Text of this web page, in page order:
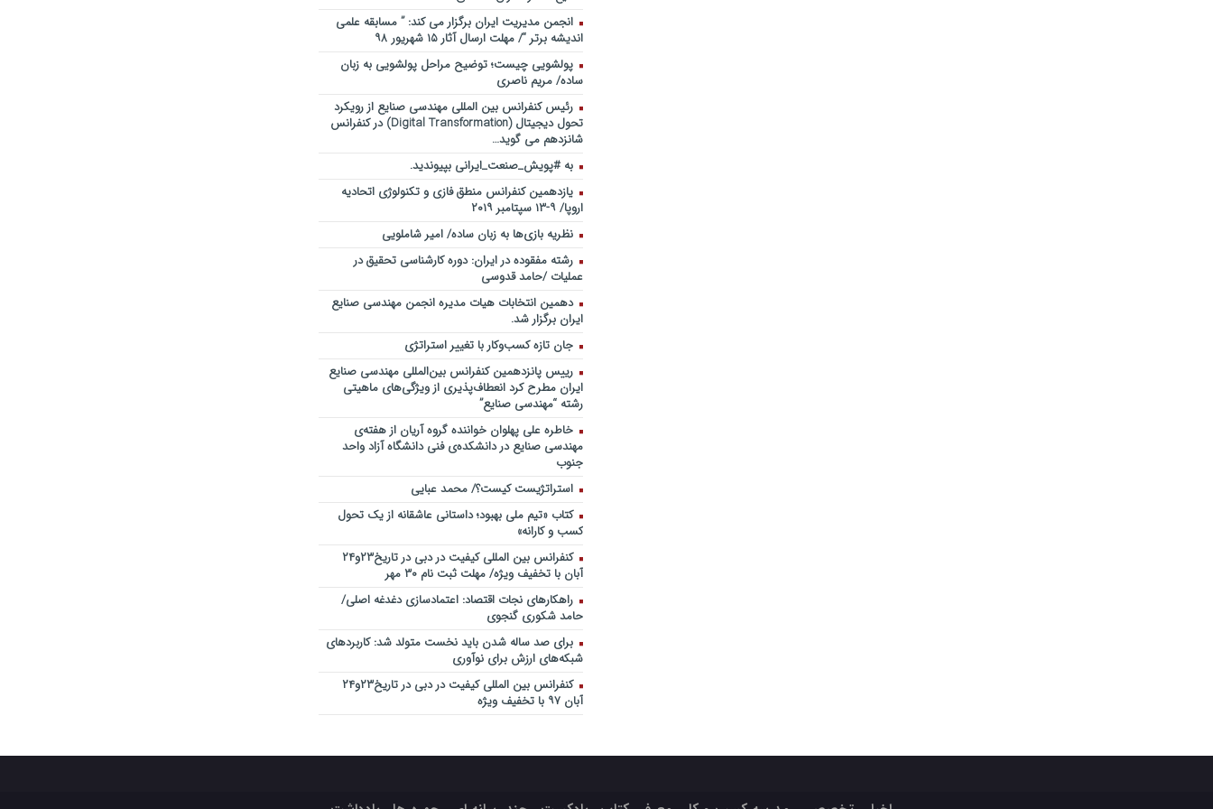
انجمن مدیریت ایران برگزار می کند: ” مسابقه علمی
اندیشه برتر “/ مهلت ارسال آثار ۱۵ شهریور ۹۸
پولشویی چیست؛ توضیح مراحل پولشویی به زبان
ساده/ مریم ناصری
رئیس کنفرانس بین المللی مهندسی صنایع از رویکرد
تحول دیجیتال (Digital Transformation) در کنفرانس
شانزدهم می گوید…
به #پویش_صنعت_ایرانی بپیوندید.
یازدهمین کنفرانس منطق فازی و تکنولوژی اتحادیه
اروپا/ ۹-۱۳ سپتامبر ۲۰۱۹
نظریه بازی‌ها به زبان ساده/ امیر شاملویی
رشته مفقوده در ایران: دوره کارشناسی تحقیق در
عملیات /حامد قدوسی
دهمین انتخابات هیات مدیره انجمن مهندسی صنایع
ایران برگزار شد.
جان تازه کسب‌وکار با تغییر استراتژی
رییس پانزدهمین کنفرانس بین‌المللی مهندسی صنایع
ایران مطرح کرد انعطاف‌پذیری از ویژگی‌های ماهیتی
رشته “مهندسی صنایع”
خاطره علی پهلوان خواننده گروه آریان از هفته‌ی
مهندسی صنایع در دانشکده‌ی فنی دانشگاه آزاد واحد
جنوب
استراتژیست کیست؟‬/ محمد عبایی
کتاب «تیم ملی بهبود؛ داستانی عاشقانه از یک تحول
کسب و کارانه»
کنفرانس بین المللی کیفیت در دبی در تاریخ۲۳و۲۴
آبان با تخفیف ویژه/ مهلت ثبت نام ۳۰ مهر
راهکارهای نجات اقتصاد: اعتمادسازی دغدغه اصلی/
حامد شکوری گنجوی
برای صد ساله شدن باید نخست متولد شد: کاربردهای
شبکه‌های ارزش برای نوآوری
کنفرانس بین المللی کیفیت در دبی در تاریخ۲۳و۲۴
آبان ۹۷ با تخفیف ویژه